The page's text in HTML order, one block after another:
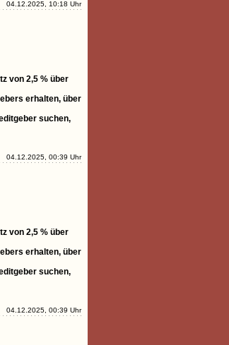
04.12.2025, 10:18 Uhr
von 2,5 % über
erhalten, über
suchen,
04.12.2025, 00:39 Uhr
von 2,5 % über
erhalten, über
suchen,
04.12.2025, 00:39 Uhr